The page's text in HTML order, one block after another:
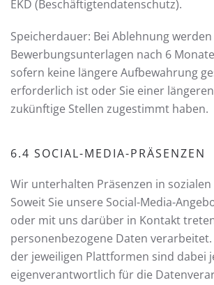
EKD (Beschäftigtendatenschutz).
Speicherdauer: Bei Ablehnung
Bewerbungsunterlagen nach 6
sofern keine längere Aufbewahrung
erforderlich ist oder Sie einer
zukünftige Stellen zugestimmt haben.
6.4 SOCIAL-MEDIA-PRÄSENZEN
Wir unterhalten Präsenzen in sozialen
Soweit Sie unsere Social-Media-
oder mit uns darüber in Kontakt
personenbezogene Daten
der jeweiligen Plattformen sind dabei
eigenverantwortlich für die